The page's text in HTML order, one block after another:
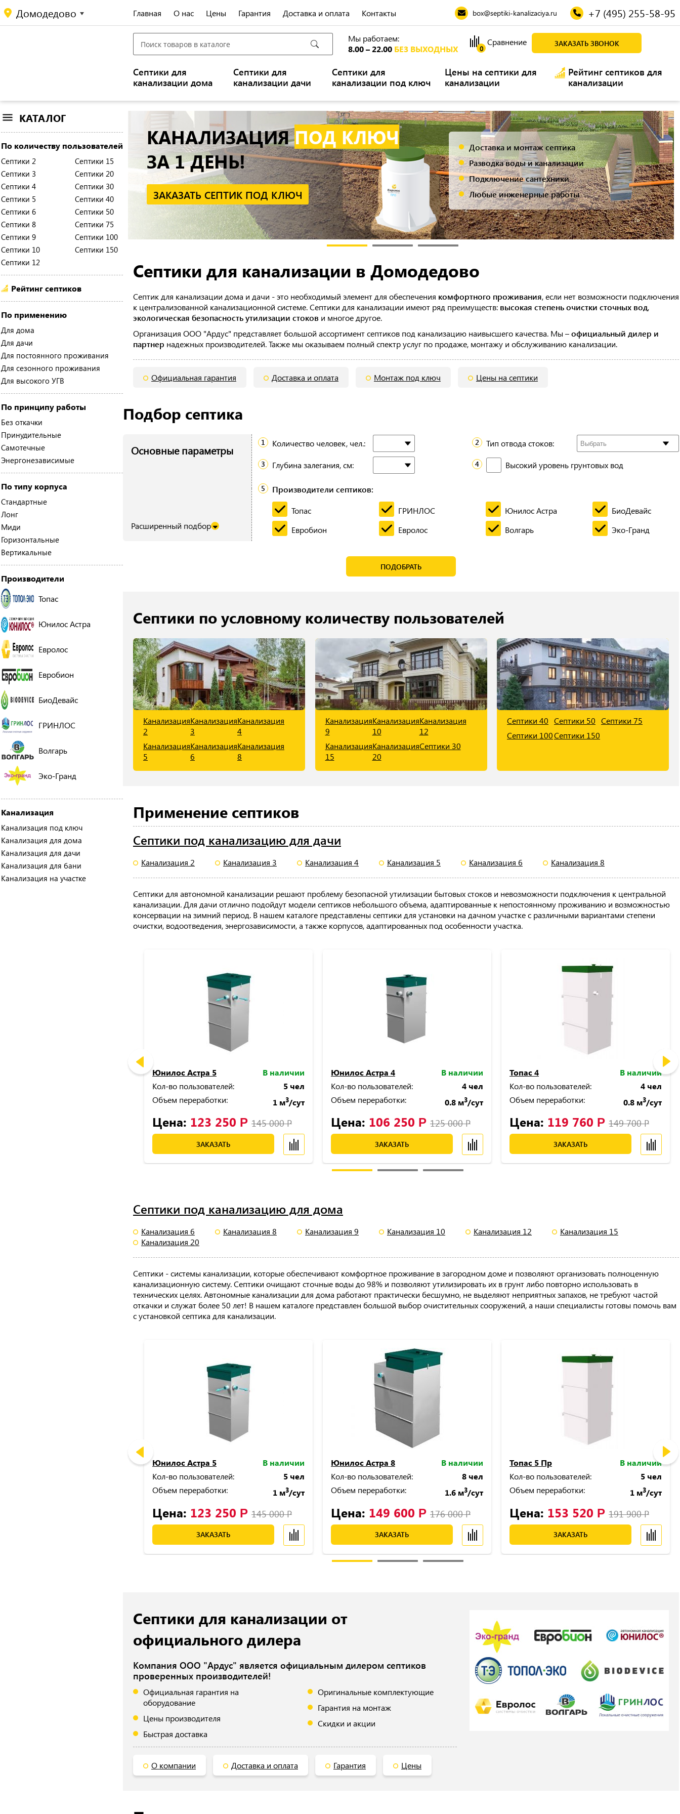
Домодедово Главная О нас Цены Гарантия Доставка и оплата Контакты box@septiki-kanalizaciya.ru +7 (495) 255-58-95
Мы работаем:
8.00 – 22.00 БЕЗ ВЫХОДНЫХ 0
Сравнение ЗАКАЗАТЬ ЗВОНОК
Септики для
канализации дома
Септики для
канализации дачи
Септики для
канализации под ключ
Цены на септики для
канализации
Рейтинг септиков для
канализации
КАТАЛОГ
По количеству пользователей
Септики 2
Септики 3
Септики 4
Септики 5
Септики 6
Септики 8
Септики 9
Септики 10
Септики 12
Септики 15
Септики 20
Септики 30
Септики 40
Септики 50
Септики 75
Септики 100
Септики 150
Рейтинг септиков
По применению
Для дома
Для дачи
Для постоянного проживания
Для сезонного проживания
Для высокого УГВ
По принципу работы
Без откачки
Принудительные
Самотечные
Энергонезависимые
По типу корпуса
Стандартные
Лонг
Миди
Горизонтальные
Вертикальные
Производители
Топас
Юнилос Астра
Евролос
Евробион
БиоДевайс
ГРИНЛОС
Волгарь
Эко-Гранд
Канализация
Канализация под ключ
Канализация для дома
Канализация для дачи
Канализация для бани
Канализация на участке
Доставка и монтаж септика
Разводка воды и канализации
Подключение сантехники
Любые инженерные работы
ДОПОЛНИТЕЛЬНЫЕ СКИДКИ
ПЕНСИОНЕРАМ -10%
ПОЛУЧИТЬ ИНДИВИДУАЛЬНУЮ СКИДКУ
Септики для канализации в Домодедово
Септик для канализации дома и дачи - это необходимый элемент для обеспечения комфортного проживания, если нет возможности подключения
к централизованной канализационной системе. Септики для канализации имеют ряд преимуществ: высокая степень очистки сточных вод,
экологическая безопасность утилизации стоков и многое другое.
Организация ООО "Ардус" представляет большой ассортимент септиков под канализацию наивысшего качества. Мы –официальный дилер и
партнер надежных производителей. Также мы оказываем полный спектр услуг по продаже, монтажу и обслуживанию канализации.
Официальная гарантия Доставка и оплата Монтаж под ключ Цены на септики
Подбор септика
Основные параметры
Количество человек, чел.: Тип отвода стоков:
Глубина залегания, см: Высокий уровень грунтовых вод
Производители септиков:
Топас
ГРИНЛОС Юнилос Астра
БиоДевайс
Евробион
Евролос Волгарь Эко-Гранд
Расширенный подбор
ПОДОБРАТЬ
Септики по условному количеству пользователей
Канализация
2
Канализация
3
Канализация
4
Канализация
5
Канализация
6
Канализация
8
Канализация
9
Канализация
10
Канализация
12
Канализация
15
Канализация
20
Септики 30
Септики 40 Септики 50 Септики 75
Септики 100Септики 150
Применение септиков
Септики под канализацию для дачи
Канализация 2 Канализация 3 Канализация 4 Канализация 5 Канализация 6 Канализация 8
Септики для автономной канализации решают проблему безопасной утилизации бытовых стоков и невозможности подключения к центральной
канализации. Для дачи отлично подойдут модели септиков небольшого объема, адаптированные к непостоянному проживанию и возможностью
консервации на зимний период. В нашем каталоге представлены септики для установки на дачном участке с различными вариантами степени
очистки, водоотведения, энергозависимости, а также корпусов, адаптированных под особенности участка.
Юнилос Астра 5
В наличии
Кол-во пользователей:
5 чел
Объем переработки:
1 м3/сут
Цена: 123 250 Р 145 000Р
ЗАКАЗАТЬ
Юнилос Астра 4
В наличии
Кол-во пользователей:
4 чел
Объем переработки:
0.8 м3/сут
Цена: 106 250 Р 125 000Р
ЗАКАЗАТЬ
Топас 4
В наличии
Кол-во пользователей:
4 чел
Объем переработки:
0.8 м3/сут
Цена: 119 760 Р 149 700Р
ЗАКАЗАТЬ
Септики под канализацию для дома
Канализация 6 Канализация 8 Канализация 9 Канализация 10 Канализация 12
Канализация 15
Канализация 20
Септики - системы канализации, которые обеспечивают комфортное проживание в загородном доме и позволяют организовать полноценную
канализационную систему. Септики очищают сточные воды до 98% и позволяют утилизировать их в грунт либо повторно использовать в
технических целях. Автономные канализации для дома работают практически бесшумно, не выделяют неприятных запахов, не требуют частой
откачки и служат более 50 лет! В нашем каталоге представлен большой выбор очистительных сооружений, а наши специалисты готовы помочь вам
с установкой септика для канализации.
Юнилос Астра 5
В наличии
Кол-во пользователей:
5 чел
Объем переработки:
1 м3/сут
Цена: 123 250 Р 145 000Р
ЗАКАЗАТЬ
Юнилос Астра 8
В наличии
Кол-во пользователей:
8 чел
Объем переработки:
1.6 м3/сут
Цена: 149 600 Р 176 000Р
ЗАКАЗАТЬ
Топас 5 Пр
В наличии
Кол-во пользователей:
5 чел
Объем переработки:
1 м3/сут
Цена: 153 520 Р 191 900Р
ЗАКАЗАТЬ
Септики для канализации от
официального дилера
Компания ООО "Ардус" является официальным дилером септиков
проверенных производителей!
Официальная гарантия на
оборудование
Цены производителя
Быстрая доставка
Оригинальные комплектующие
Гарантия на монтаж
Скидки и акции
О компании Доставка и оплата Гарантия Цены